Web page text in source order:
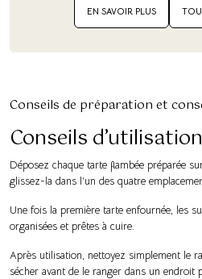
EN SAVOIR PLUS
Conseils de préparation et
Conseils
Déposez chaque tarte flambée préparée
glissez-la dans l’un des quatre
Une fois la première tarte enfournée, les
organisées et prêtes à cuire.
Après utilisation, nettoyez simplement le
sécher avant de le ranger dans un endroit